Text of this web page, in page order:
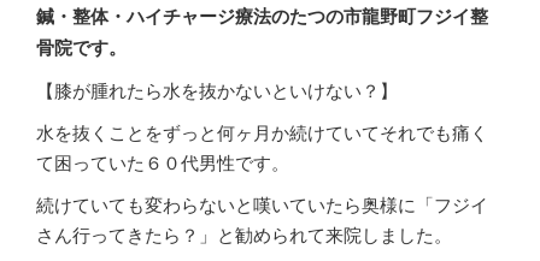
鍼・整体・ハイチャージ療法のたつの市龍野町フジイ整
骨院です。
【膝が腫れたら水を抜かないといけない？】
水を抜くことをずっと何ヶ月か続けていてそれでも痛く
て困っていた６０代男性です。
続けていても変わらないと嘆いていたら奥様に「フジイ
さん行ってきたら？」と勧められて来院しました。